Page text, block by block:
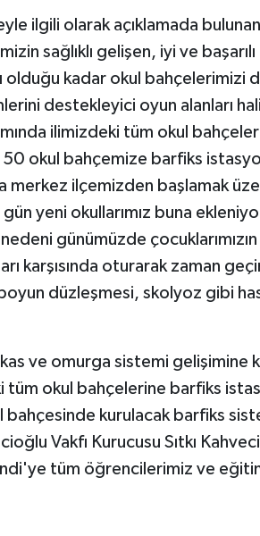
ilgili olarak açıklamada
sağlıklı gelişen, iyi ve
olduğu kadar okul bahçelerimizi
destekleyici oyun alanları
ilimizdeki tüm okul
50 okul bahçemize barfiks
merkez ilçemizden başlamak
yeni okullarımız buna
günümüzde çocuklarımızın
karşısında oturarak zaman
düzleşmesi, skolyoz gibi
ve omurga sistemi gelişimine
tüm okul bahçelerine barfiks
bahçesinde kurulacak barfiks
Vakfı Kurucusu Sıtkı
tüm öğrencilerimiz ve